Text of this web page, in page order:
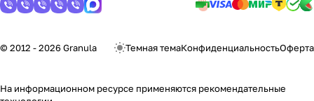
© 2012 - 2026 Granula Темная темаКонфиденциальностьОферта
На информационном ресурсе применяются рекомендательные